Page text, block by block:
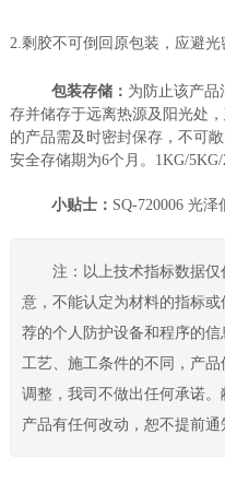
2.剩胶不可倒回原包装，应避光
包装存储： 为防止该产品
存并储存于远离热源及阳光处
的产品需及时密封保存，不可
安全存储期为6个月。1KG/5KG/
小贴士： SQ-720006 光
注：以上技术指标数据
意，不能认定为材料的指标
荐的个人防护设备和程序的
工艺、施工条件的不同，产
调整，我司不做出任何承诺
产品有任何改动，恕不提前通